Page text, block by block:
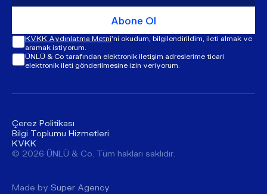
Abone Ol
ÜNLÜ & Co tarafından elektronik iletişim adreslerime ticari
elektronik ileti gönderilmesine izin veriyorum.
KVKK Aydınlatma Metni'ni okudum, bilgilendirildim, ileti almak ve
aramak istiyorum.
Çerez Politikası
Bilgi Toplumu Hizmetleri
KVKK
© ​​2026 ÜNLÜ & Co. Tüm hakları saklıdır.
Made by Super Agency